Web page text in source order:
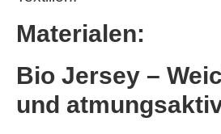
Materialen:
Bio Jersey –
und